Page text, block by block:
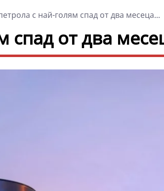
с най-голям спад от два месеца...
спад от два